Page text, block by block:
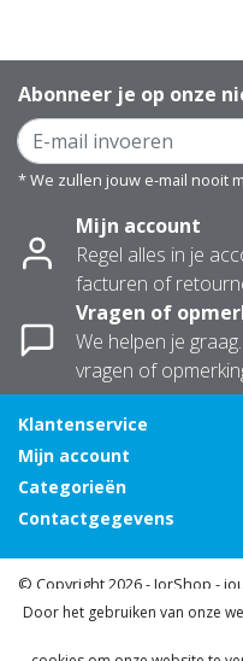
Abonneer je op onze
* We zullen jouw e-mail nooit
Mijn account
Regel alles in je
facturen of
Vragen of
We helpen je
vragen of
Klantenservice
Mijn account
Categorieën
Contactgegevens
© Copyright 2026 - JorShop -
InStijl Media
Door het gebruiken van onze